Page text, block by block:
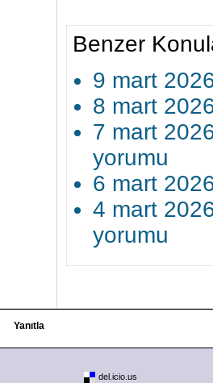
Benzer
9 mart
8 mart
7 mart
yorumu
6 mart
4 mart
yorumu
Yanıtla
del.icio.us